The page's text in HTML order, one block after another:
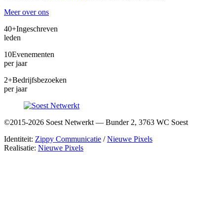
Meer over ons
40+Ingeschreven
leden
10Evenementen
per jaar
2+Bedrijfsbezoeken
per jaar
©2015-2026 Soest Netwerkt — Bunder 2, 3763 WC Soest
Identiteit: Zippy Communicatie /Nieuwe Pixels
Realisatie: Nieuwe Pixels